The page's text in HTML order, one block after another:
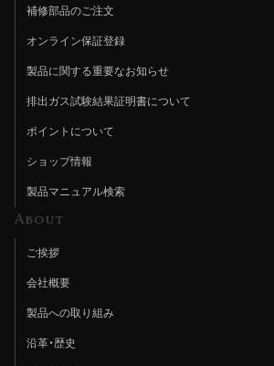
補修部品のご注文
オンライン保証登録
製品に関する重要なお知らせ
排出ガス試験結果証明書について
ポイントについて
ショップ情報
製品マニュアル検索
About
ご挨拶
会社概要
製品への取り組み
沿革・歴史